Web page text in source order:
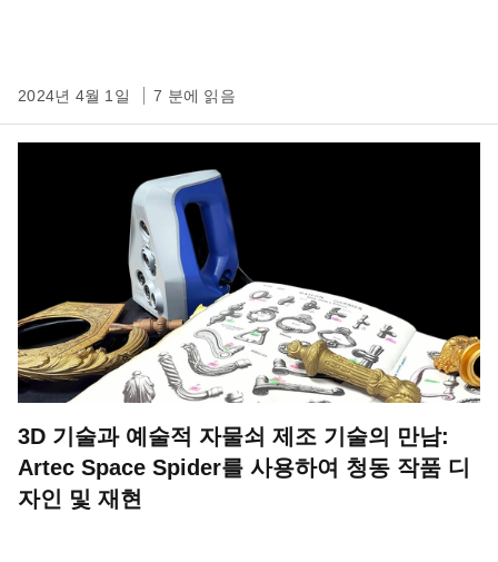
2024년 4월 1일 7 분에 읽음
3D 기술과 예술적 자물쇠 제조 기술의 만남:
Artec Space Spider를 사용하여 청동 작품 디
자인 및 재현